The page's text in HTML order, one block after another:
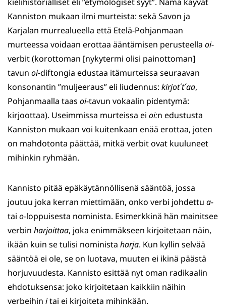
Kanniston mukaan ilmi murteista: sekä Savon ja
Karjalan murrealueella että Etelä-Pohjanmaan
murteessa voidaan erottaa ääntämisen perusteella oi-
verbit (korottoman [nykytermi olisi painottoman]
tavun oi-diftongia edustaa itämurteissa seuraavan
konsonantin ”muljeeraus” eli liudennus: kirjot΄t΄aa,
Pohjanmaalla taas oi-tavun vokaalin pidentymä:
kirjoottaa). Useimmissa murteissa ei oi:n edustusta
Kanniston mukaan voi kuitenkaan enää erottaa, joten
on mahdotonta päättää, mitkä verbit ovat kuuluneet
mihinkin ryhmään.
Kannisto pitää epäkäytännöllisenä sääntöä, jossa
joutuu joka kerran miettimään, onko verbi johdettu a-
tai o-loppuisesta nominista. Esimerkkinä hän mainitsee
verbin harjoittaa, joka enimmäkseen kirjoitetaan näin,
ikään kuin se tulisi nominista harja. Kun kyllin selvää
sääntöä ei ole, se on luotava, muuten ei ikinä päästä
horjuvuudesta. Kannisto esittää nyt oman radikaalin
ehdotuksensa: joko kirjoitetaan kaikkiin näihin
verbeihin itai ei kirjoiteta mihinkään.